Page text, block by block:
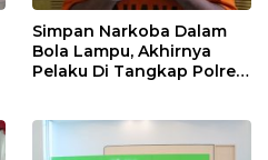
Simpan Narkoba Dalam
Bola Lampu, Akhirnya
Pelaku Di Tangkap Polres